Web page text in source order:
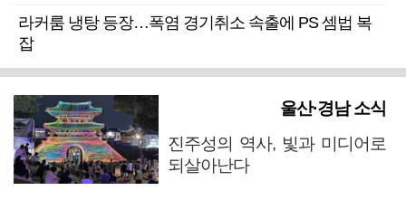
라커룸 냉탕 등장…폭염 경기취소 속출에 PS 셈법 복
잡
울산·경남 소식
진주성의 역사, 빛과 미디어로
되살아난다